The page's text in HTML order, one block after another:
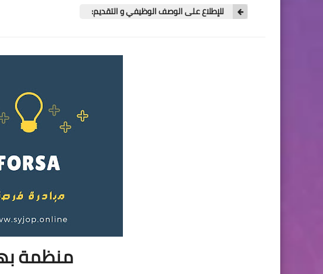
للإطلاع على الوصف الوظيفي و التقديم:
منظمة